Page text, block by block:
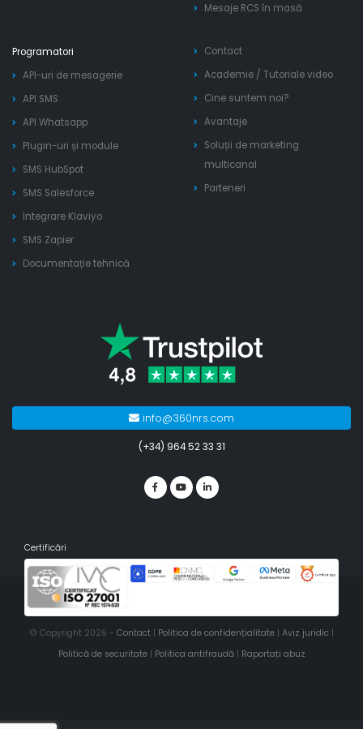
Mesaje RCS în masă
Programatori
API-uri de mesagerie
API SMS
API Whatsapp
Plugin-uri și module
SMS HubSpot
SMS Salesforce
Integrare Klaviyo
SMS Zapier
Documentație tehnică
Contact
Academie / Tutoriale video
Cine suntem noi?
Avantaje
Soluții de marketing
multicanal
Parteneri
info@360nrs.com
(+34) 964 52 33 31
Certificări
© Copyright 2026 - Contact | Politica de confidențialitate| Aviz juridic|
Politică de securitate| Politica antifraudă| Raportați abuz